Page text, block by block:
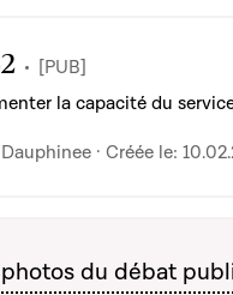
[PUB]
la capacité du
· Créée le:
du débat